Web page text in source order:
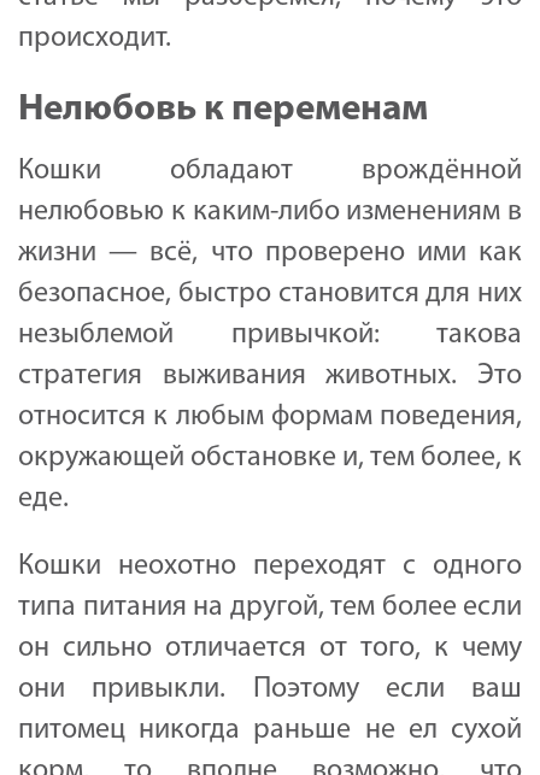
происходит.
Нелюбовь к переменам
Кошки обладают врождённой
нелюбовью к каким-либо изменениям в
жизни — всё, что проверено ими как
безопасное, быстро становится для них
незыблемой привычкой: такова
стратегия выживания животных. Это
относится к любым формам поведения,
окружающей обстановке и, тем более, к
еде.
Кошки неохотно переходят с одного
типа питания на другой, тем более если
он сильно отличается от того, к чему
они привыкли. Поэтому если ваш
питомец никогда раньше не ел сухой